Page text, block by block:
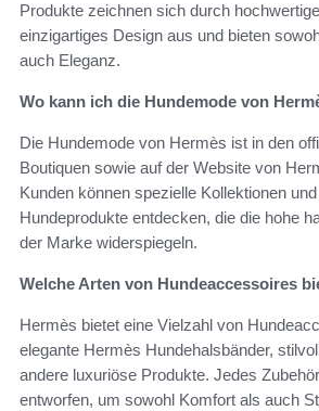
Produkte zeichnen sich durch
einzigartiges Design aus und bieten
auch Eleganz.
Wo kann ich die Hundemode von
Die Hundemode von Hermès ist in den
Boutiquen sowie auf der Website von
Kunden können spezielle Kollektionen
Hundeprodukte entdecken, die die hohe
der Marke widerspiegeln.
Welche Arten von Hundeaccessoires
Hermès bietet eine Vielzahl von
elegante Hermès Hundehalsbänder,
andere luxuriöse Produkte. Jedes
entworfen, um sowohl Komfort als auch